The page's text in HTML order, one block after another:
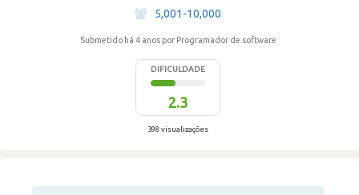
·
5,001-10,000
Submetido há 4 anos por Programador de software
DIFICULDADE
2.3
398 visualizações